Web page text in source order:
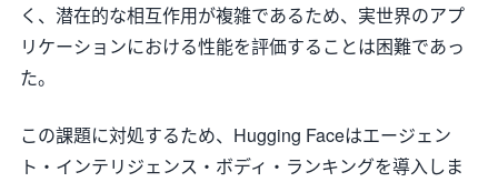
く、潜在的な相互作用が複雑であるため、実世界のアプ
リケーションにおける性能を評価することは困難であっ
た。
この課題に対処するため、Hugging Faceはエージェン
ト・インテリジェンス・ボディ・ランキングを導入しま